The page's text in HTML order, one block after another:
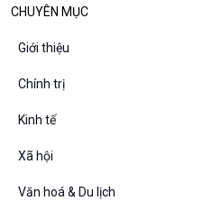
CHUYÊN MỤC
Giới thiệu
Chính trị
Kinh tế
Xã hội
Văn hoá & Du lịch